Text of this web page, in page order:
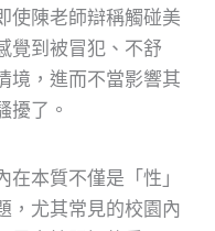
使陳老師辯稱觸碰美
覺到被冒犯、不舒
境，進而不當影響其
擾了。
本質不僅是「性」
，尤其常見的校園內